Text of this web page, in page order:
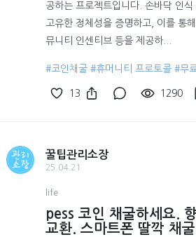
공하는 프로젝트입니다. 손바닥 인식
고유한 정체성을 증명하고, 이를 통
뮤니티 인센티브 등을 제공하...
#코인채굴 #휴머니티 프로토콜 #무
13 1290
꿀팁관리소장
25.04.21
life
pess 코인 채굴하세요.
교환. 스마트폰 딸깍 채굴